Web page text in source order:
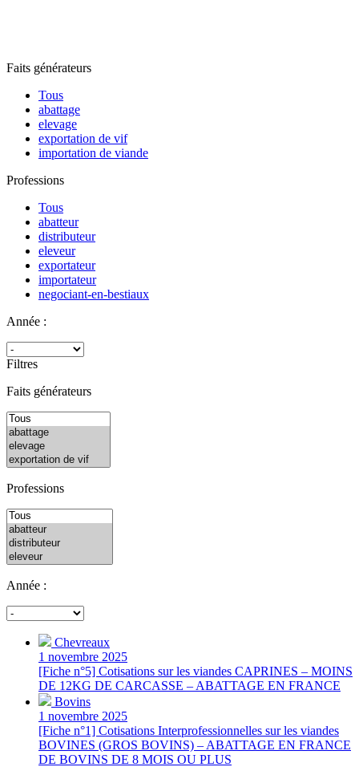
Faits générateurs
Tous
abattage
elevage
exportation de vif
importation de viande
Professions
Tous
abatteur
distributeur
eleveur
exportateur
importateur
negociant-en-bestiaux
Année :
Filtres
Faits générateurs
Professions
Année :
Chevreaux
1 novembre 2025
[Fiche n°5] Cotisations sur les viandes CAPRINES – MOINS
DE 12KG DE CARCASSE – ABATTAGE EN FRANCE
Bovins
1 novembre 2025
[Fiche n°1] Cotisations Interprofessionnelles sur les viandes
BOVINES (GROS BOVINS) – ABATTAGE EN FRANCE
DE BOVINS DE 8 MOIS OU PLUS